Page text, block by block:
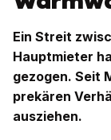
Ein Streit
Hauptmieter
gezogen. Seit
prekären
ausziehen.